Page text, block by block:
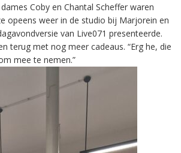
Coby en Chantal Scheffer waren
opeens weer in de studio bij Marjorein en
van Live071 presenteerde.
terug met nog meer cadeaus. “Erg he, die
mee te nemen.”